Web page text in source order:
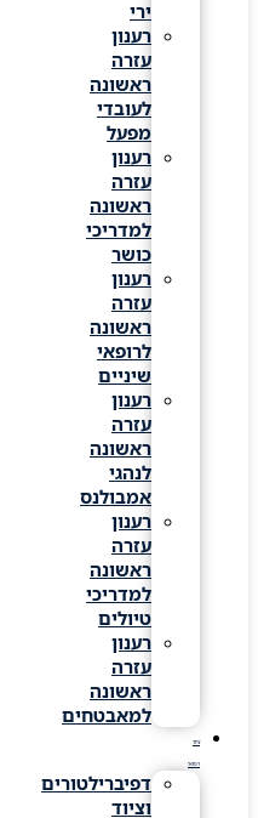
רענון
עזרה
ראשונה
לעובדי
מפעל
רענון
עזרה
ראשונה
למדריכי
כושר
רענון
עזרה
ראשונה
לרופאי
שיניים
רענון
עזרה
ראשונה
לנהגי
אמבולנס
רענון
עזרה
ראשונה
למדריכי
טיולים
רענון
עזרה
ראשונה
למאבטחים
דפיברילטורים